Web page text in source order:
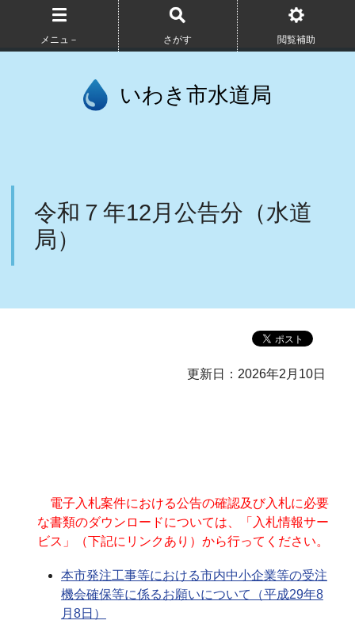
メニュ－ さがす 閲覧補助
いわき市水道局
令和７年12月公告分（水道
局）
更新日：2026年2月10日
電子入札案件における公告の確認及び入札に必要
な書類のダウンロードについては、「入札情報サー
ビス」（下記にリンクあり）から行ってください。
本市発注工事等における市内中小企業等の受注
機会確保等に係るお願いについて（平成29年8
月8日）